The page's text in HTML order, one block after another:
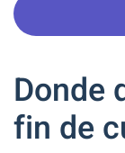
Donde
fin de